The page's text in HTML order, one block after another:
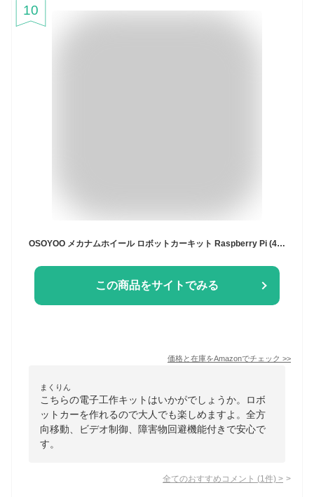
10
OSOYOO メカナムホイール ロボットカーキット Raspberry Pi (4/5対応) STEM教育 プログラミング学習 DIY工作 全方向移動 ビデオ制御 障害物回避 ライントレース
この商品をサイトでみる
価格と在庫をAmazonでチェック >>
まくりん
こちらの電子工作キットはいかがでしょうか。ロボ
ットカーを作れるので大人でも楽しめますよ。全方
向移動、ビデオ制御、障害物回避機能付きで安心で
す。
全てのおすすめコメント (1 件) >